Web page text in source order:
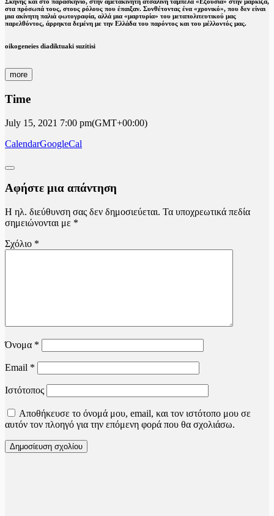
στα πρόσωπά τους, στους ρόλους που έπαιξαν. Συνθέτοντας ένα «χρονικό», που δεν είναι
μια ακίνητη παλιά φωτογραφία, αλλά μια «μαρτυρία» του μεταπολιτευτικού μας
παρελθόντος, άρρηκτα δεμένη με την Ελλάδα του παρόντος και του μέλλοντός μας.
oikogeneies diadiktuaki suzitisi
more
Time
July 15, 2021 7:00 pm(GMT+00:00)
CalendarGoogleCal
Αφήστε μια απάντηση
Η ηλ. διεύθυνση σας δεν δημοσιεύεται. Τα υποχρεωτικά πεδία
σημειώνονται με *
Σχόλιο *
Όνομα *
Email *
Ιστότοπος
Αποθήκευσε το όνομά μου, email, και τον ιστότοπο μου σε
αυτόν τον πλοηγό για την επόμενη φορά που θα σχολιάσω.